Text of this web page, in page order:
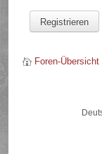
Registrieren
Foren-Übersicht